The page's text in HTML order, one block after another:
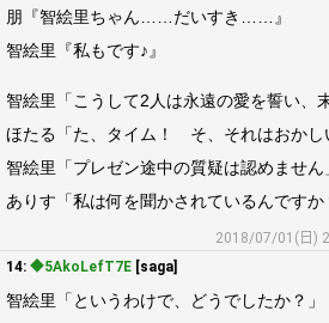
朋『智絵里ちゃん……だいすき……』
智絵里『私もです♪』
智絵里「こうして2人は永遠の愛を誓い、
ほたる「た、タイム！ そ、それはおか
智絵里「プレゼン途中の質疑は認めません
ありす「私は何を聞かされているんですか
2018/07/01(日)
14: ◆5AkoLefT7E [saga]
智絵里「というわけで、どうでしたか？」